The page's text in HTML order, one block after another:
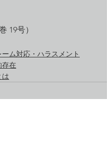
19号）
ム対応・ハラスメント
存在
は